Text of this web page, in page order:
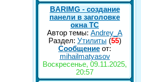
BARIMG - создание
панели в заголовке
окна TC
Автор темы: Andrey_A
Раздел: Утилиты (55)
Сообщение от:
mihailmatyasov
Воскресенье, 09.11.2025,
20:57